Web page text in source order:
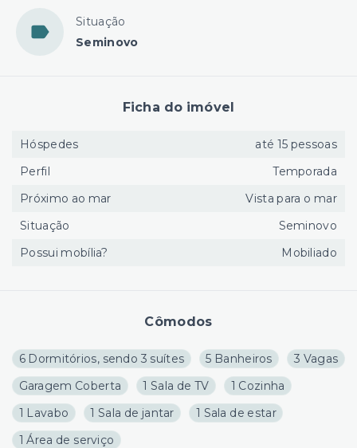
Situação
Seminovo
Cômodos
6 Dormitórios, sendo 3 suítes 5 Banheiros
3 Vagas
Garagem Coberta
1 Sala de TV
1 Cozinha
1 Lavabo
1 Sala de jantar
1 Sala de estar
1 Área de serviço
Ficha do imóvel
Hóspedes
até 15 pessoas
Perfil
Temporada
Próximo ao mar
Vista para o mar
Situação
Seminovo
Possui mobília?
Mobiliado